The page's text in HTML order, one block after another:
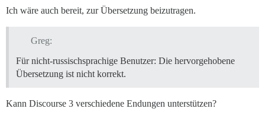
Ich wäre auch bereit, zur Übersetzung beizutragen.
Greg:
Für nicht-russischsprachige Benutzer: Die hervorgehobene
Übersetzung ist nicht korrekt.
Kann Discourse 3 verschiedene Endungen unterstützen?